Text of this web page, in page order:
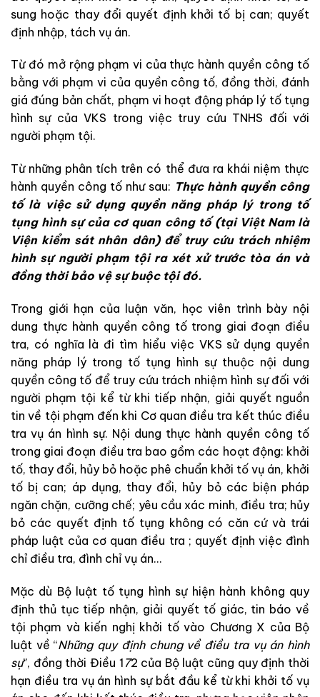
sung hoặc thay đổi quyết định khởi tố bị can; quyết
định nhập, tách vụ án.
Từ đó mở rộng phạm vi của thực hành quyền công tố
bằng với phạm vi của quyền công tố, đồng thời, đánh
giá đúng bản chất, phạm vi hoạt động pháp lý tố tụng
hình sự củaVKS trongviệc truy cứu TNHS đốivới
người phạm tội.
Từ những phân tích trên có thể đưa ra khái niệm thực
hành quyền công tố như sau: Thực hành quyền công
tố là việc sử dụng quyền năng pháp lý trong tố
tụng hình sựcủa cơ quan công tố (tại Việt Nam là
Viện kiểm sát nhân dân) để truy cứu trách nhiệm
hình sự người phạm tội ra xét xử trước tòa án và
đồng thờibảo vệ sựbuộc tộiđó.
Trong giới hạn của luậnvăn, họcviên trình bày nội
dung thực hành quyền công tố trong giai đoạn điều
tra, có nghĩa là đi tìm hiểu việc VKS sử dụng quyền
năng pháp lý trong tố tụng hình sự thuộc nội dung
quyền công tố để truy cứu trách nhiệm hình sự đốivới
người phạm tội kể từ khi tiếp nhận, giải quyết nguồn
tinvề tội phạm đến khi Cơ quan điều tra kết thúc điều
travụ án hình sự. Nội dung thực hành quyền công tố
trong giai đoạn điều tra bao gồm các hoạt động: khởi
tố, thay đổi, hủy bỏ hoặc phê chuẩn khởi tố vụ án, khởi
tố bị can; áp dụng, thay đổi, hủy bỏ các biện pháp
ngăn chặn, cưỡng chế; yêu cầuxác minh, điều tra; hủy
bỏ các quyết định tố tụng không có căn cứvà trái
pháp luật của cơ quan điều tra ; quyết định việc đình
chỉ điều tra, đình chỉ vụ án...
Mặc dù Bộ luật tố tụng hình sự hiện hành không quy
định thủ tục tiếp nhận, giải quyết tố giác, tin báovề
tội phạm và kiến nghị khởi tốvào Chương X của Bộ
luật về“Những quy định chung về điều tra vụ án hình
sự”, đồng thời Điều 1 72 của Bộ luật cũng quy định thời
hạn điều tra vụ án hình sự bắt đầu kể từ khi khởi tốvụ